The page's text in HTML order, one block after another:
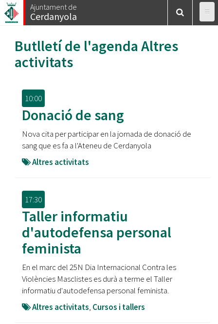
Vés
al
Ajuntament de
Cerdanyola
Butlletí de l'agenda Altres
activitats
10:00
Donació de sang
Nova cita per participar en la jornada de donació de
sang que es fa a l'Ateneu de Cerdanyola
Altres activitats
17:30
Taller informatiu
d'autodefensa personal
feminista
En el marc del 25N Dia Internacional Contra les
Violències Masclistes es durà a terme el Taller
informatiu d'autodefensa personal feminista.
Altres activitats, Cursos i tallers